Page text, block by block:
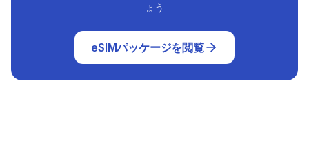
ょう
eSIMパッケージを閲覧